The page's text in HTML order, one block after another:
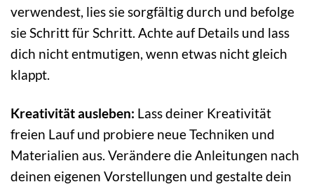
verwendest, lies sie sorgfältig durch und befolge
sie Schritt für Schritt. Achte auf Details und lass
dich nicht entmutigen, wenn etwas nicht gleich
klappt.
Kreativität ausleben: Lass deiner Kreativität
freien Lauf und probiere neue Techniken und
Materialien aus. Verändere die Anleitungen nach
deinen eigenen Vorstellungen und gestalte dein